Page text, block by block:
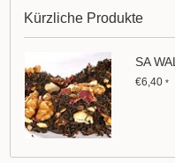
Kürzliche Produkte
SA
€6,40*